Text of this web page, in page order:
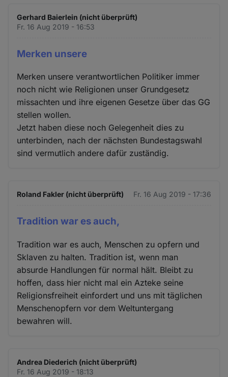
Gerhard Baierlein (nicht überprüft)
Fr. 16 Aug 2019 - 16:53
Merken unsere
Merken unsere verantwortlichen Politiker immer
noch nicht wie Religionen unser Grundgesetz
missachten und ihre eigenen Gesetze über das GG
stellen wollen.
Jetzt haben diese noch Gelegenheit dies zu
unterbinden, nach der nächsten Bundestagswahl
sind vermutlich andere dafür zuständig.
Roland Fakler (nicht überprüft) Fr. 16 Aug 2019 - 17:36
Tradition war es auch,
Tradition war es auch, Menschen zu opfern und
Sklaven zu halten. Tradition ist, wenn man
absurde Handlungen für normal hält. Bleibt zu
hoffen, dass hier nicht mal ein Azteke seine
Religionsfreiheit einfordert und uns mit täglichen
Menschenopfern vor dem Weltuntergang
bewahren will.
Andrea Diederich (nicht überprüft)
Fr. 16 Aug 2019 - 18:13